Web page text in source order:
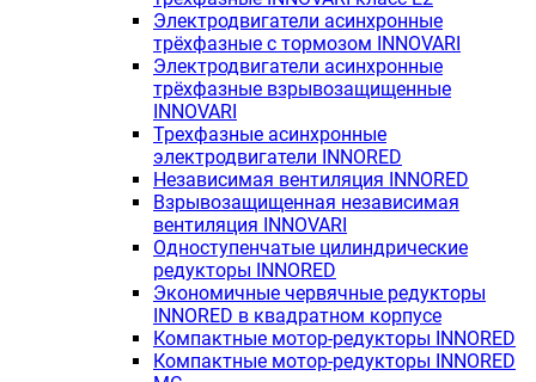
Электродвигатели асинхронные
трёхфазные с тормозом INNOVARI
Электродвигатели асинхронные
трёхфазные взрывозащищенные
INNOVARI
Трехфазные асинхронные
электродвигатели INNORED
Независимая вентиляция INNORED
Взрывозащищенная независимая
вентиляция INNOVARI
Одноступенчатые цилиндрические
редукторы INNORED
Экономичные червячные редукторы
INNORED в квадратном корпусе
Компактные мотор-редукторы INNORED
Компактные мотор-редукторы INNORED